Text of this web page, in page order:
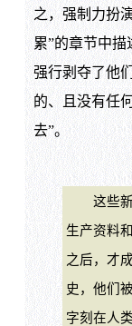
之，强制力扮
累”的章节中
强行剥夺了他
的、且没有任
去”。
这些新
生产资料
之后，才
史，他们
字刻在人